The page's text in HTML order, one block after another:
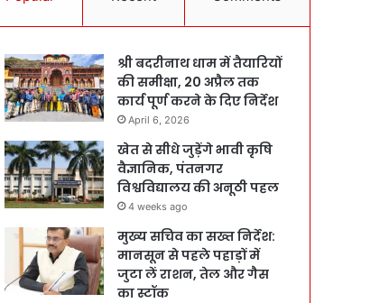
श्री बदरीनाथ धाम में तैयारियों
की समीक्षा, 20 अप्रैल तक
कार्य पूर्ण करने के दिए निर्देश
April 6, 2026
खेत से सीधे जुड़ेंगे भावी कृषि
वैज्ञानिक, पंतनगर
विश्वविद्यालय की अनूठी पहल
4 weeks ago
मुख्य सचिव का सख्त निर्देश:
मानसून से पहले पहाड़ों में
जुटा लें राशन, तेल और गैस
का स्टॉक